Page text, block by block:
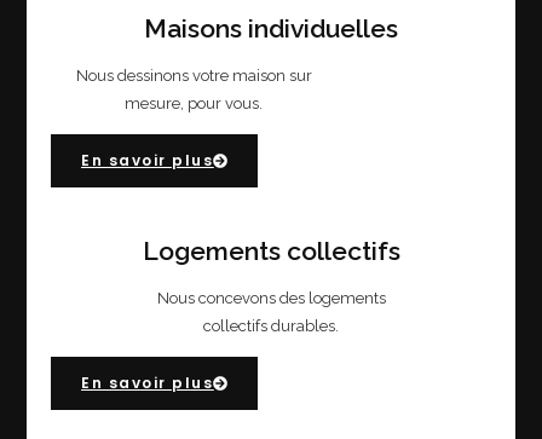
Maisons individuelles
Nous dessinons votre maison sur
mesure, pour vous.
En savoir plus
Logements collectifs
Nous concevons des logements
collectifs durables.
En savoir plus